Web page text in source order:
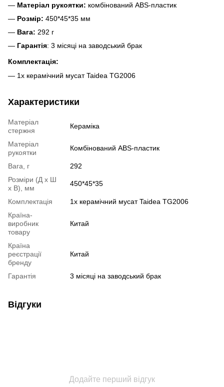
— Матеріал рукоятки: комбінований ABS-пластик
— Розмір: 450*45*35 мм
— Вага: 292 г
— Гарантія: 3 місяці на заводський брак
Комплектація:
— 1х керамічний мусат Taidea TG2006
Характеристики
Матеріал
стержня
Кераміка
Матеріал
рукоятки
Комбінований ABS-пластик
Вага, г
292
Розміри (Д х Ш
х В), мм
450*45*35
Комплектація
1х керамічний мусат Taidea TG2006
Країна-
виробник
товару
Китай
Країна
реєстрації
бренду
Китай
Гарантія 3 місяці на заводський брак
Відгуки
Додайте перший відгук